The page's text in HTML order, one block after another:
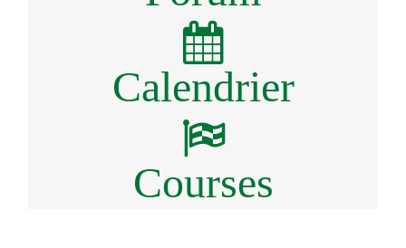
Calendrier
Courses